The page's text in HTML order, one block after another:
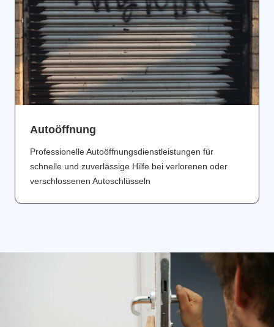
Аutoöffnung
Professionelle Autoöffnungsdienstleistungen für
schnelle und zuverlässige Hilfe bei verlorenen oder
verschlossenen Autoschlüsseln